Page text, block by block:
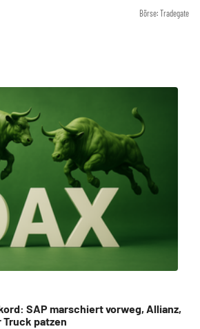
Börse: Tradegate
SAP marschiert vorweg, Allianz,
Truck patzen